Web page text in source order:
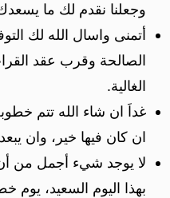
وجعلنا نقدم لك ما
أتمنى واسال الله لك
الصالحة وقرب عقد
الغالية.
غداَ ان شاء الله تتم
ان كان فيها خير، وان
لا يوجد شيء أجمل من
بهذا اليوم السعيد، يوم